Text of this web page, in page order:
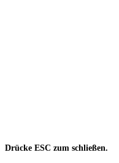
Drücke ESC zum schließen.